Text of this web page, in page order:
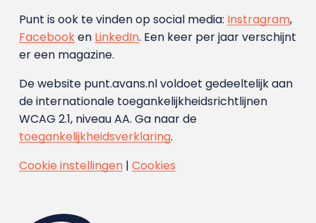
Punt is ook te vinden op social media: Instragram,
Facebooken LinkedIn. Een keer per jaar verschijnt
er een magazine.
De website punt.avans.nl voldoet gedeeltelijk aan
de internationale toegankelijkheidsrichtlijnen
WCAG 2.1, niveau AA. Ga naar de
toegankelijkheidsverklaring.
Cookie instellingen| Cookies